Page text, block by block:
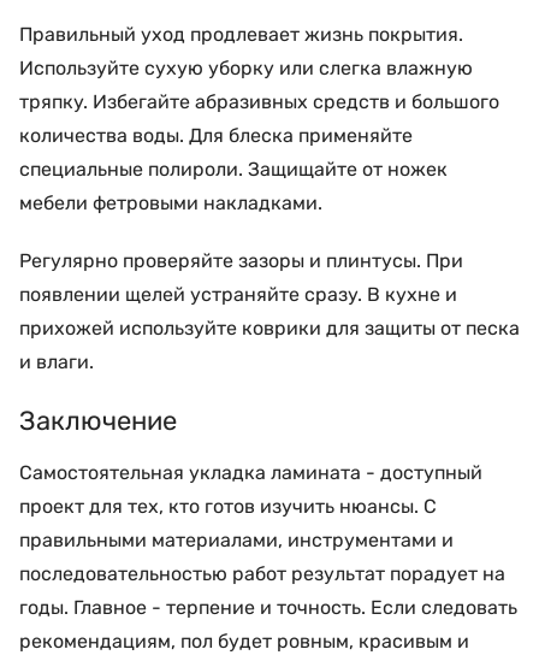
Правильный уход продлевает жизнь покрытия.
Используйте сухую уборку или слегка влажную
тряпку. Избегайте абразивных средств и большого
количества воды. Для блеска применяйте
специальные полироли. Защищайте от ножек
мебели фетровыми накладками.
Регулярно проверяйте зазоры и плинтусы. При
появлении щелей устраняйте сразу. В кухне и
прихожей используйте коврики для защиты от песка
и влаги.
Заключение
Самостоятельная укладка ламината - доступный
проект для тех, кто готов изучить нюансы. С
правильными материалами, инструментами и
последовательностью работ результат порадует на
годы. Главное - терпение и точность. Если следовать
рекомендациям, пол будет ровным, красивым и